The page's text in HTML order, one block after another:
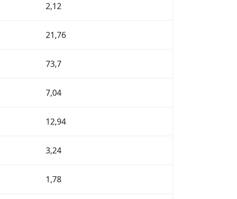
2,12
21,76
73,7
7,04
12,94
3,24
1,78